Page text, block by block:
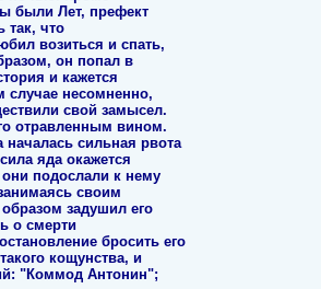
были Лет, префект
так, что
возиться и спать,
он попал в
и кажется
случае несомненно,
свой замысел.
отравленным вином.
сильная рвота
яда окажется
они подослали к нему
своим
задушил его
о смерти
бросить его
кощунства, и
"Коммод Антонин";